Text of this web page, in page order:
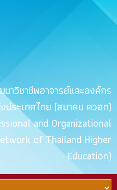
าวิชาชีพอาจารย์และองค์กร
ระเทศไทย (สมาคม ควอท)
and Organizational
of Thailand Higher
Education)